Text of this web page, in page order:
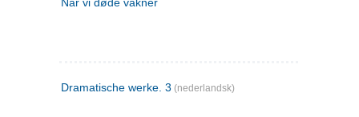
Når vi døde våkner
Dramatische werke. 3 (nederlandsk)